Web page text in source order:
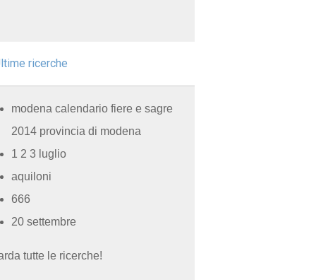
ricerche
modena calendario fiere e sagre
2014 provincia di modena
1 2 3 luglio
aquiloni
666
20 settembre
tutte le ricerche!